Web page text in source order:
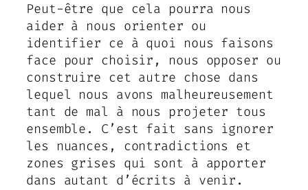
Peut-être que cela pourra nous
aider à nous orienter ou
identifier ce à quoi nous faisons
face pour choisir, nous opposer ou
construire cet autre chose dans
lequel nous avons malheureusement
tant de mal à nous projeter tous
ensemble. C’est fait sans ignorer
les nuances, contradictions et
zones grises qui sont à apporter
dans autant d’écrits à venir.